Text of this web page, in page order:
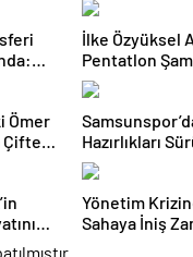
İlke Özyüksel
Pentatlon
Finale Yükseldi
Ömer
Çifte
Hazırlıkları
Fink
Yönetim
Sahaya İniş